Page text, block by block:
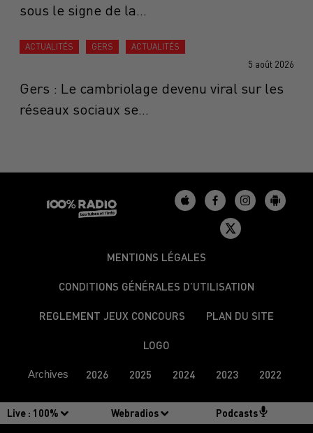
Live : 100% Webradios Podcasts
sous le signe de la...
ACTUALITÉS GERS ACTUALITÉS
5 août 2026
Gers : Le cambriolage devenu viral sur les
réseaux sociaux se...
MENTIONS LÉGALES
CONDITIONS GÉNÉRALES D’UTILISATION
REGLEMENT JEUX CONCOURS PLAN DU SITE
LOGO
Archives 2026 2025 2024 2023 2022